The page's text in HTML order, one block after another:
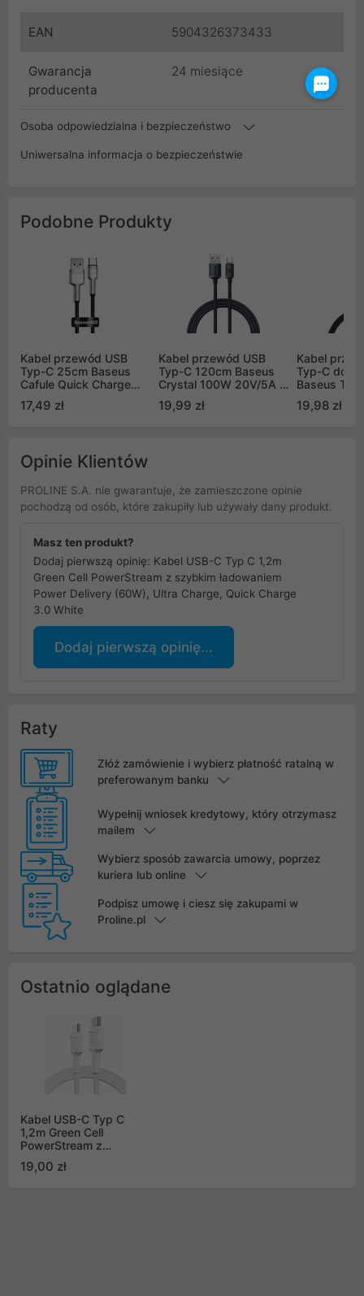
EAN 5904326373433
Gwarancja
producenta
24 miesiące
Osoba odpowiedzialna i bezpieczeństwo
Uniwersalna informacja o bezpieczeństwie
Podobne Produkty
Kabel przewód USB
Typ-C 25cm Baseus
Cafule Quick Charge
66W z obsługą
szybkiego ładowania -
17,49 zł
Kabel przewód USB
Typ-C 120cm Baseus
Crystal 100W 20V/5A -
czarny (CAJY000401)
19,99 zł
Kabel
Typ-C do
Baseus
100W -
(CATWJ-01)
19,98 zł
Opinie Klientów
PROLINE S.A. nie gwarantuje, że zamieszczone opinie
pochodzą od osób, które zakupiły lub używały dany produkt.
Masz ten produkt?
Dodaj pierwszą opinię: Kabel USB-C Typ C 1,2m
Green Cell PowerStream z szybkim ładowaniem
Power Delivery (60W), Ultra Charge, Quick Charge
3.0 White
Dodaj pierwszą opinię...
Raty
Złóż zamówienie i wybierz płatność ratalną w
preferowanym banku
Wypełnij wniosek kredytowy, który otrzymasz
mailem
Wybierz sposób zawarcia umowy, poprzez
kuriera lub online
Podpisz umowę i ciesz się zakupami w
Proline.pl
Ostatnio oglądane
Kabel USB-C Typ C
1,2m Green Cell
PowerStream z
Power Delivery (60W),
19,00 zł